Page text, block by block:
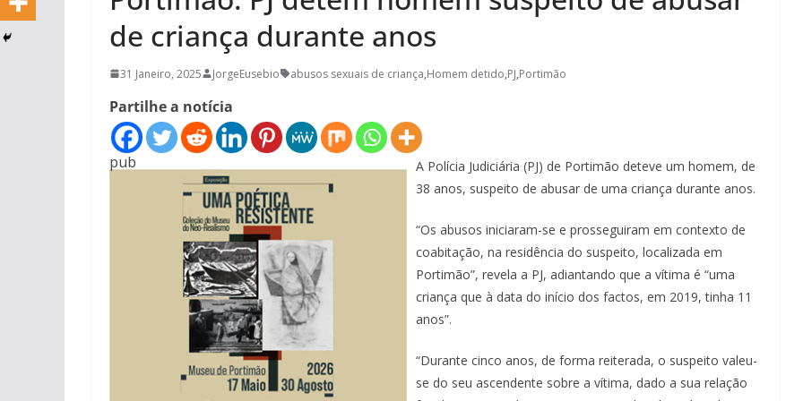
de criança durante anos
31 Janeiro, 2025 JorgeEusebio abusos sexuais de criança,Homem detido,PJ,Portimão
Partilhe a notícia
pub
A Polícia Judiciária (PJ) de Portimão deteve um homem, de
38 anos, suspeito de abusar de uma criança durante anos.
“Os abusos iniciaram-se e prosseguiram em contexto de
coabitação, na residência do suspeito, localizada em
Portimão”, revela a PJ, adiantando que a vítima é “uma
criança que à data do início dos factos, em 2019, tinha 11
anos”.
“Durante cinco anos, de forma reiterada, o suspeito valeu-
se do seu ascendente sobre a vítima, dado a sua relação